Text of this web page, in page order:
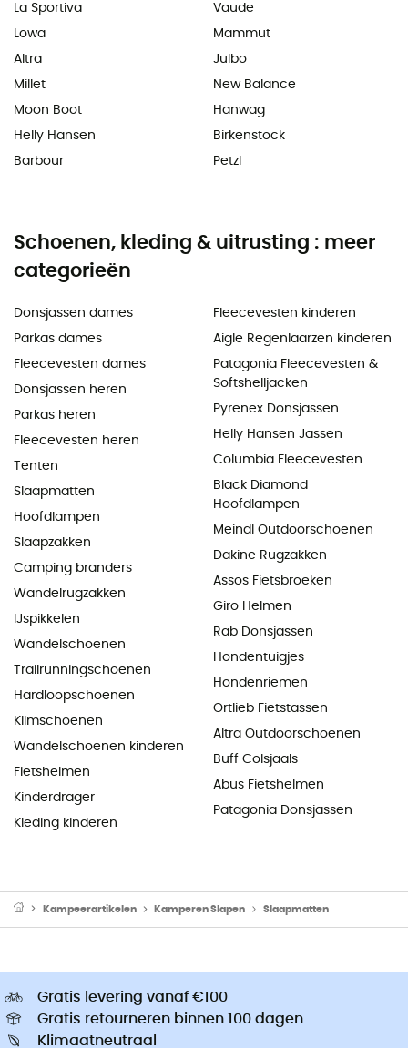
La Sportiva
Lowa
Altra
Millet
Moon Boot
Helly Hansen
Barbour
Vaude
Mammut
Julbo
New Balance
Hanwag
Birkenstock
Petzl
Schoenen, kleding & uitrusting : meer
categorieën
Donsjassen dames
Parkas dames
Fleecevesten dames
Donsjassen heren
Parkas heren
Fleecevesten heren
Tenten
Slaapmatten
Hoofdlampen
Slaapzakken
Camping branders
Wandelrugzakken
IJspikkelen
Wandelschoenen
Trailrunningschoenen
Hardloopschoenen
Klimschoenen
Wandelschoenen kinderen
Fietshelmen
Kinderdrager
Kleding kinderen
Fleecevesten kinderen
Aigle Regenlaarzen kinderen
Patagonia Fleecevesten &
Softshelljacken
Pyrenex Donsjassen
Helly Hansen Jassen
Columbia Fleecevesten
Black Diamond
Hoofdlampen
Meindl Outdoorschoenen
Dakine Rugzakken
Assos Fietsbroeken
Giro Helmen
Rab Donsjassen
Hondentuigjes
Hondenriemen
Ortlieb Fietstassen
Altra Outdoorschoenen
Buff Colsjaals
Abus Fietshelmen
Patagonia Donsjassen
Kampeerartikelen Kamperen Slapen Slaapmatten
Gratis levering vanaf €100
Gratis retourneren binnen 100 dagen
Klimaatneutraal